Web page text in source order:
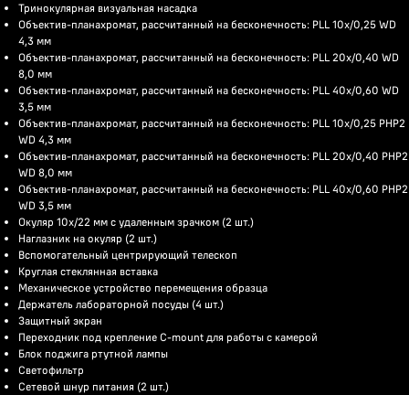
Тринокулярная визуальная насадка
Объектив-планахромат, рассчитанный на бесконечность: PLL 10х/0,25 WD
4,3 мм
Объектив-планахромат, рассчитанный на бесконечность: PLL 20x/0,40 WD
8,0 мм
Объектив-планахромат, рассчитанный на бесконечность: PLL 40x/0,60 WD
3,5 мм
Объектив-планахромат, рассчитанный на бесконечность: PLL 10x/0,25 PHP2
WD 4,3 мм
Объектив-планахромат, рассчитанный на бесконечность: PLL 20x/0,40 PHP2
WD 8,0 мм
Объектив-планахромат, рассчитанный на бесконечность: PLL 40x/0,60 PHP2
WD 3,5 мм
Окуляр 10x/22 мм с удаленным зрачком (2 шт.)
Наглазник на окуляр (2 шт.)
Вспомогательный центрирующий телескоп
Круглая стеклянная вставка
Механическое устройство перемещения образца
Держатель лабораторной посуды (4 шт.)
Защитный экран
Переходник под крепление C-mount для работы с камерой
Блок поджига ртутной лампы
Светофильтр
Сетевой шнур питания (2 шт.)